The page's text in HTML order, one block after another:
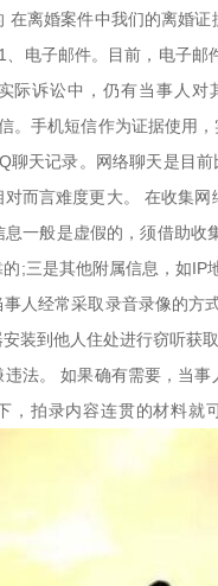
在离婚案件中我们的离婚
邮件。目前，电子邮件
际诉讼中，仍有当事人
机短信作为证据使用，实
记录。网络聊天是目前
而言难度更大。 在收集
一般是虚假的，须借助收
的;三是其他附属信息，如
人经常采取录音录像的方
装到他人住处进行窃听获
法。 如果确有需要，当
，拍录内容连贯的材料